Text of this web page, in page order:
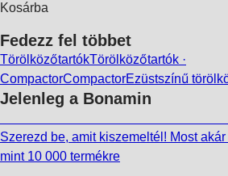
Kosárba
Fedezz fel többet
TörölközőtartókTörölközőtartók ·
CompactorCompactorEzüstszínű
Jelenleg a Bonamin
Szerezd be, amit kiszemeltél! Most
mint 10 000 termékre